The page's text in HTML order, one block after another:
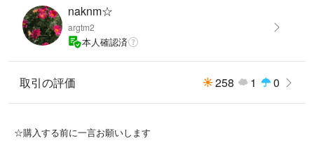
naknm☆
argtm2
本人確認済
取引の評価 258 1 0
☆購入する前に一言お願いします